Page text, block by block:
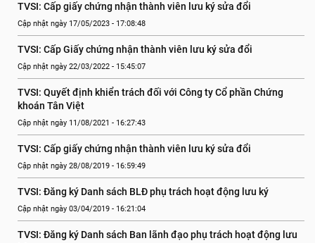
TVSI: Cấp giấy chứng nhận thành viên lưu ký sửa đổi
Cập nhật ngày 17/05/2023 - 17:08:48
TVSI: Cấp Giấy chứng nhận thành viên lưu ký sửa đổi
Cập nhật ngày 22/03/2022 - 15:45:07
TVSI: Quyết định khiển trách đối với Công ty Cổ phần Chứng
khoán Tân Việt
Cập nhật ngày 11/08/2021 - 16:27:43
TVSI: Cấp giấy chứng nhận thành viên lưu ký sửa đổi
Cập nhật ngày 28/08/2019 - 16:59:49
TVSI: Đăng ký Danh sách BLĐ phụ trách hoạt động lưu ký
Cập nhật ngày 03/04/2019 - 16:21:04
TVSI: Đăng ký Danh sách Ban lãnh đạo phụ trách hoạt động lưu